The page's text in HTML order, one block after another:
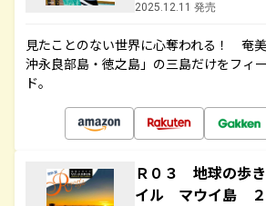
2025.12.11 発売
見たことのない世界に心奪われる！ 奄
沖永良部島・徳之島」の三島だけをフィ
ド。
Ｒ０３ 地球の歩
イル マウイ島 ２